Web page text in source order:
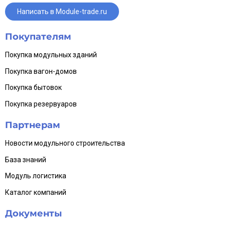
Написать в Module-trade.ru
Покупателям
Покупка модульных зданий
Покупка вагон-домов
Покупка бытовок
Покупка резервуаров
Партнерам
Новости модульного строительства
База знаний
Модуль логистика
Каталог компаний
Документы